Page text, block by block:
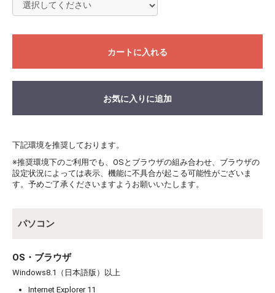
カートに入れる
お気に入りに追加
下記環境を推奨しております。
※推奨環境下のご利用でも、OSとブラウザの組み合わせ、ブラウザの
設定状況によっては表示、機能に不具合が起こる可能性がございま
す。予めご了承くださいますようお願いいたします。
パソコン
OS・ブラウザ
Windows8.1（日本語版）以上
Internet Explorer 11